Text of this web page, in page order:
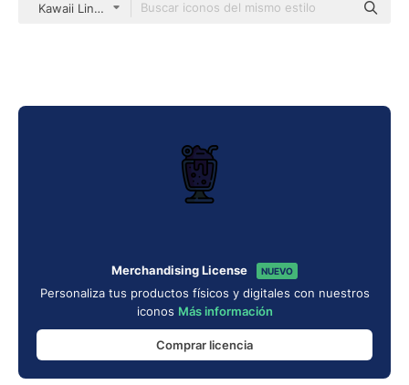
Kawaii Lineal color
Merchandising License NUEVO
Personaliza tus productos físicos y digitales con nuestros
iconos Más información
Comprar licencia